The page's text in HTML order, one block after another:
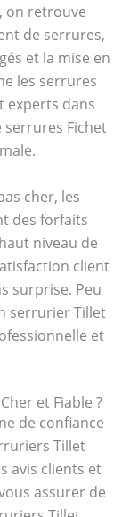
on retrouve
de serrures,
et la mise en
les serrures
experts dans
serrures Fichet
cher, les
des forfaits
niveau de
client
surprise. Peu
serrurier Tillet
et
et Fiable ?
de confiance
Tillet
avis clients et
assurer de